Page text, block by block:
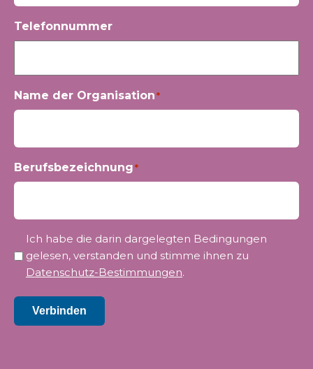
Telefonnummer
Name der Organisation*
Berufsbezeichnung*
Privatsphäre*
Ich habe die darin dargelegten Bedingungen
gelesen, verstanden und stimme ihnen zu
Datenschutz-Bestimmungen.
Verbinden